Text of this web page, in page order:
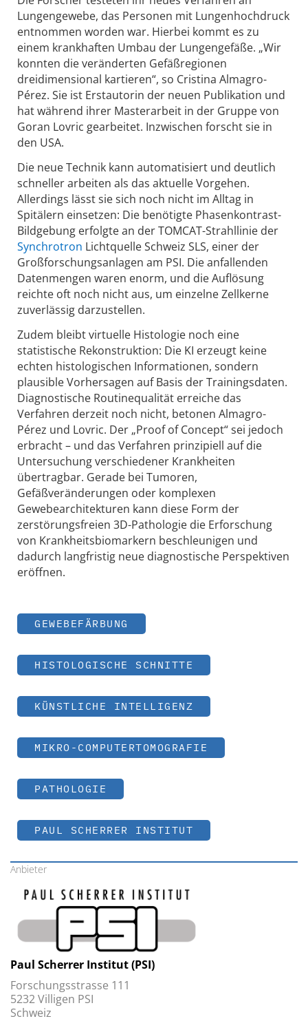
Lungengewebe, das Personen mit Lungenhochdruck
entnommen worden war. Hierbei kommt es zu
einem krankhaften Umbau der Lungengefäße. „Wir
konnten die veränderten Gefäßregionen
dreidimensional kartieren“, so Cristina Almagro-
Pérez. Sie ist Erstautorin der neuen Publikation und
hat während ihrer Masterarbeit in der Gruppe von
Goran Lovric gearbeitet. Inzwischen forscht sie in
den USA.
Die neue Technik kann automatisiert und deutlich
schneller arbeiten als das aktuelle Vorgehen.
Allerdings lässt sie sich noch nicht im Alltag in
Spitälern einsetzen: Die benötigte Phasenkontrast-
Bildgebung erfolgte an der TOMCAT-Strahllinie der
Synchrotron Lichtquelle Schweiz SLS, einer der
Großforschungsanlagen am PSI. Die anfallenden
Datenmengen waren enorm, und die Auflösung
reichte oft noch nicht aus, um einzelne Zellkerne
zuverlässig darzustellen.
Zudem bleibt virtuelle Histologie noch eine
statistische Rekonstruktion: Die KI erzeugt keine
echten histologischen Informationen, sondern
plausible Vorhersagen auf Basis der Trainingsdaten.
Diagnostische Routinequalität erreiche das
Verfahren derzeit noch nicht, betonen Almagro-
Pérez und Lovric. Der „Proof of Concept“ sei jedoch
erbracht – und das Verfahren prinzipiell auf die
Untersuchung verschiedener Krankheiten
übertragbar. Gerade bei Tumoren,
Gefäßveränderungen oder komplexen
Gewebearchitekturen kann diese Form der
zerstörungsfreien 3D-Pathologie die Erforschung
von Krankheitsbiomarkern beschleunigen und
dadurch langfristig neue diagnostische Perspektiven
eröffnen.
GEWEBEFÄRBUNG
HISTOLOGISCHE SCHNITTE
KÜNSTLICHE INTELLIGENZ
MIKRO-COMPUTERTOMOGRAFIE
PATHOLOGIE
PAUL SCHERRER INSTITUT
Anbieter
Paul Scherrer Institut (PSI)
Forschungsstrasse 111
5232 Villigen PSI
Schweiz